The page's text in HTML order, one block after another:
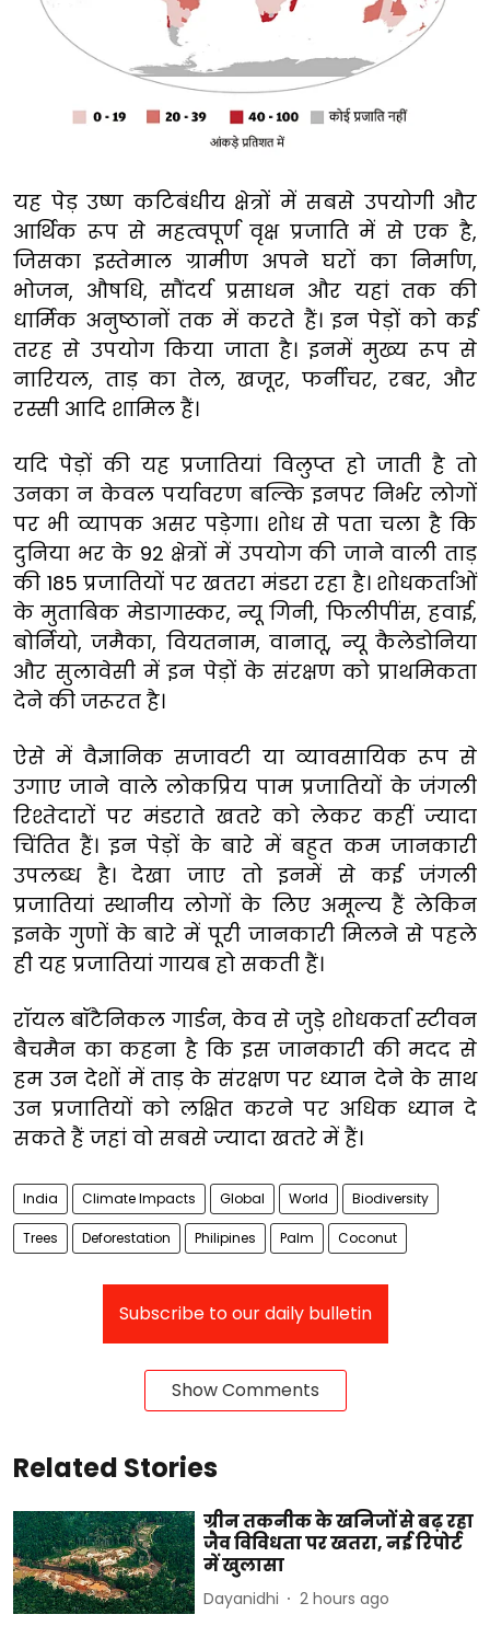
यह पेड़ उष्ण कटिबंधीय क्षेत्रों में सबसे उपयोगी और
आर्थिक रूप से महत्वपूर्ण वृक्ष प्रजाति में से एक है,
जिसका इस्तेमाल ग्रामीण अपने घरों का निर्माण,
भोजन, औषधि, सौंदर्य प्रसाधन और यहां तक की
धार्मिक अनुष्ठानों तक में करते हैं। इन पेड़ों को कई
तरह से उपयोग किया जाता है। इनमें मुख्य रूप से
नारियल, ताड़ का तेल, खजूर, फर्नीचर, रबर, और
रस्सी आदि शामिल हैं।
यदि पेड़ों की यह प्रजातियां विलुप्त हो जाती है तो
उनका न केवल पर्यावरण बल्कि इनपर निर्भर लोगों
पर भी व्यापक असर पड़ेगा। शोध से पता चला है कि
दुनिया भर के 92 क्षेत्रों में उपयोग की जाने वाली ताड़
की 185 प्रजातियों पर खतरा मंडरा रहा है। शोधकर्ताओं
के मुताबिक मेडागास्कर, न्यू गिनी, फिलीपींस, हवाई,
बोर्नियो, जमैका, वियतनाम, वानातू, न्यू कैलेडोनिया
और सुलावेसी में इन पेड़ों के संरक्षण को प्राथमिकता
देने की जरूरत है।
ऐसे में वैज्ञानिक सजावटी या व्यावसायिक रूप से
उगाए जाने वाले लोकप्रिय पाम प्रजातियों के जंगली
रिश्तेदारों पर मंडराते खतरे को लेकर कहीं ज्यादा
चिंतित हैं। इन पेड़ों के बारे में बहुत कम जानकारी
उपलब्ध है। देखा जाए तो इनमें से कई जंगली
प्रजातियां स्थानीय लोगों के लिए अमूल्य हैं लेकिन
इनके गुणों के बारे में पूरी जानकारी मिलने से पहले
ही यह प्रजातियां गायब हो सकती हैं।
रॉयल बॉटैनिकल गार्डन, केव से जुड़े शोधकर्ता स्टीवन
बैचमैन का कहना है कि इस जानकारी की मदद से
हम उन देशों में ताड़ के संरक्षण पर ध्यान देने के साथ
उन प्रजातियों को लक्षित करने पर अधिक ध्यान दे
सकते हैं जहां वो सबसे ज्यादा खतरे में हैं।
India Climate Impacts Global World Biodiversity
Trees Deforestation Philipines Palm Coconut
Subscribe to our daily bulletin
Show Comments
Related Stories
ग्रीन तकनीक के खनिजों से बढ़ रहा
जैव विविधता पर खतरा, नई रिपोर्ट
में खुलासा
Dayanidhi 2 hours ago